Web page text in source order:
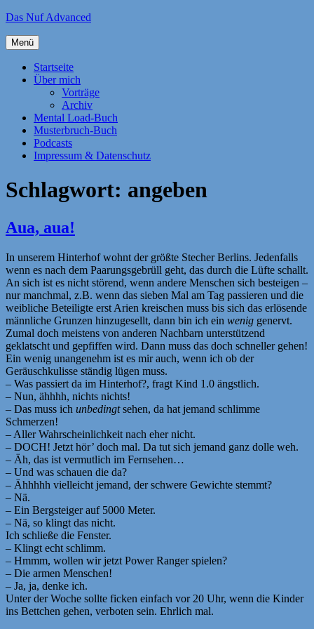
Zum
springen
Das Nuf Advanced
Menü
Startseite
Über mich
Vorträge
Archiv
Mental Load-Buch
Musterbruch-Buch
Podcasts
Impressum & Datenschutz
Schlagwort: angeben
Aua, aua!
In unserem Hinterhof wohnt der größte Stecher Berlins. Jedenfalls
wenn es nach dem Paarungsgebrüll geht, das durch die Lüfte schallt.
An sich ist es nicht störend, wenn andere Menschen sich besteigen –
nur manchmal, z.B. wenn das sieben Mal am Tag passieren und die
weibliche Beteiligte erst Arien kreischen muss bis sich das erlösende
männliche Grunzen hinzugesellt, dann bin ich ein wenig genervt.
Zumal doch meistens von anderen Nachbarn unterstützend
geklatscht und gepfiffen wird. Dann muss das doch schneller gehen!
Ein wenig unangenehm ist es mir auch, wenn ich ob der
Geräuschkulisse ständig lügen muss.
– Was passiert da im Hinterhof?, fragt Kind 1.0 ängstlich.
– Nun, ähhhh, nichts nichts!
– Das muss ich unbedingtsehen, da hat jemand schlimme
Schmerzen!
– Aller Wahrscheinlichkeit nach eher nicht.
– DOCH! Jetzt hör’ doch mal. Da tut sich jemand ganz dolle weh.
– Äh, das ist vermutlich im Fernsehen…
– Und was schauen die da?
– Ähhhhh vielleicht jemand, der schwere Gewichte stemmt?
– Nä.
– Ein Bergsteiger auf 5000 Meter.
– Nä, so klingt das nicht.
Ich schließe die Fenster.
– Klingt echt schlimm.
– Hmmm, wollen wir jetzt Power Ranger spielen?
– Die armen Menschen!
– Ja, ja, denke ich.
Unter der Woche sollte ficken einfach vor 20 Uhr, wenn die Kinder
ins Bettchen gehen, verboten sein. Ehrlich mal.